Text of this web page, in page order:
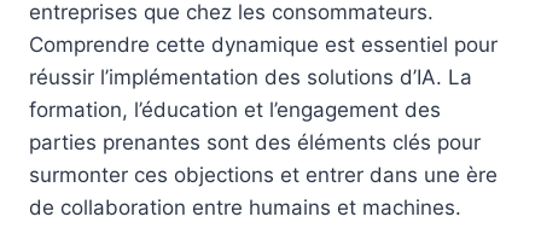
entreprises que chez les consommateurs.
Comprendre cette dynamique est essentiel pour
réussir l’implémentation des solutions d’IA. La
formation, l’éducation et l’engagement des
parties prenantes sont des éléments clés pour
surmonter ces objections et entrer dans une ère
de collaboration entre humains et machines.